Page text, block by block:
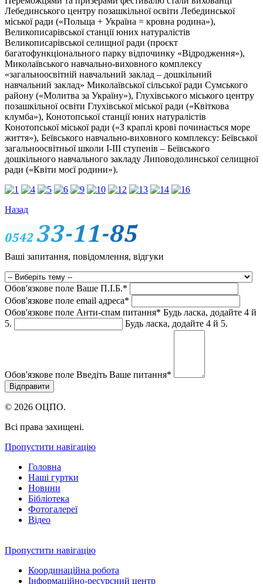
Лебединського центру позашкільної освіти Лебединської
міської ради («Польща + Україна = кровна родина»),
Великописарівської станції юних натуралістів
Великописарівської селищної ради (проєкт
багатофункціонального парку відпочинку «Відродження»),
Миколаївського навчально-виховного комплексу
«загальноосвітній навчальний заклад – дошкільний
навчальний заклад» Миколаївської сільської ради Сумського
району («Молитва за Україну»), Глухівського міського центру
позашкільної освіти Глухівської міської ради («Квіткова
клумба»), Конотопської станції юних натуралістів
Конотопської міської ради («З краплі крові починається море
життя»), Беївського навчально-виховного комплексу: Беївської
загальноосвітньої школи І-ІІІ ступенів – Беївського
дошкільного навчального закладу Липоводолинської селищної
ради («Квіти моєї родини»).
Назад
Ваші запитання, повідомлення, відгуки
Обов'язкове поле Ваше П.I.Б.*
Обов'язкове поле email адреса*
Обов'язкове поле Анти-спам питання* Будь ласка, додайте 4 й
5.
Будь ласка, додайте 4 й 5.
Обов'язкове поле Введіть Ваше питання*
© 2026 ОЦПО.
Всі права захищені.
Пропустити навігацію
Головна
Наші гуртки
Новини
Бібліотека
Фотогалереї
Відео
Пропустити навігацію
Координаційна робота
Інформаційно-ресурсний центр